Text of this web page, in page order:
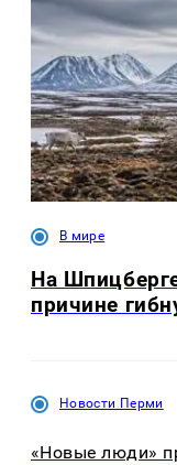
В мире
На
причине
Новости Перми
«Новые люди»